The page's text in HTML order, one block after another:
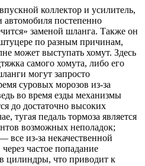
коллектор и усилитель,
автомобиля постепенно
заменой шланга. Также он
по разным причинам,
может выступать хомут. Здесь
самого хомута, либо его
могут запросто
суровых морозов из-за
во время езды механизмы
до достаточно высоких
тугая педаль тормоза является
возможных неполадок;
все из-за некачественной
частое попадание
цилиндры, что приводит к